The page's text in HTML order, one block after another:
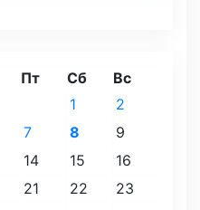
Пт Сб
Вс
1
2
7 8
9
14 15
16
21 22
23